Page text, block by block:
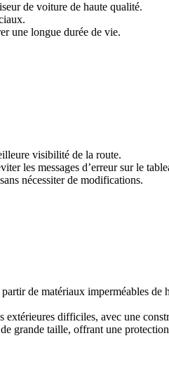
de voiture de haute qualité.
une longue durée de vie.
visibilité de la route.
les messages d’erreur sur le
nécessiter de modifications.
de matériaux imperméables
difficiles, avec une
grande taille, offrant une